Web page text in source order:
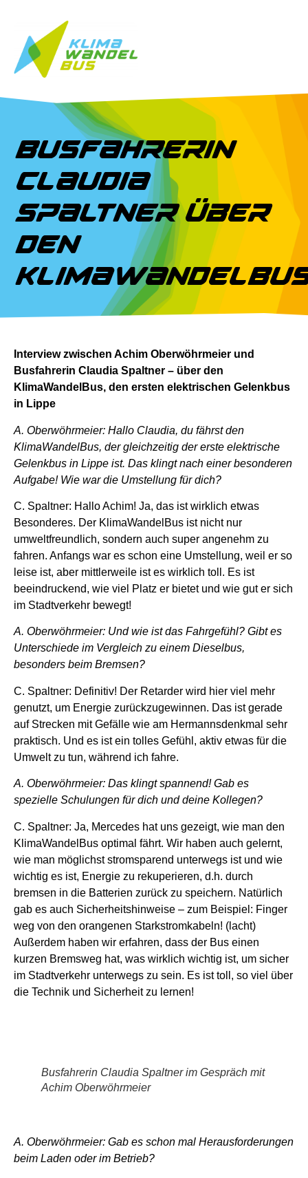
Busfahrerin
Claudia
Spaltner über
den
Interview zwischen Achim Oberwöhrmeier und
Busfahrerin Claudia Spaltner – über den
KlimaWandelBus, den ersten elektrischen Gelenkbus
in Lippe
A. Oberwöhrmeier: Hallo Claudia, du fährst den
KlimaWandelBus, der gleichzeitig der erste elektrische
Gelenkbus in Lippe ist. Das klingt nach einer besonderen
Aufgabe! Wie war die Umstellung für dich?
C. Spaltner: Hallo Achim! Ja, das ist wirklich etwas
Besonderes. Der KlimaWandelBus ist nicht nur
umweltfreundlich, sondern auch super angenehm zu
fahren. Anfangs war es schon eine Umstellung, weil er so
leise ist, aber mittlerweile ist es wirklich toll. Es ist
beeindruckend, wie viel Platz er bietet und wie gut er sich
im Stadtverkehr bewegt!
A. Oberwöhrmeier: Und wie ist das Fahrgefühl? Gibt es
Unterschiede im Vergleich zu einem Dieselbus,
besonders beim Bremsen?
C. Spaltner: Definitiv! Der Retarder wird hier viel mehr
genutzt, um Energie zurückzugewinnen. Das ist gerade
auf Strecken mit Gefälle wie am Hermannsdenkmal sehr
praktisch. Und es ist ein tolles Gefühl, aktiv etwas für die
Umwelt zu tun, während ich fahre.
A. Oberwöhrmeier: Das klingt spannend! Gab es
spezielle Schulungen für dich und deine Kollegen?
C. Spaltner: Ja, Mercedes hat uns gezeigt, wie man den
KlimaWandelBus optimal fährt. Wir haben auch gelernt,
wie man möglichst stromsparend unterwegs ist und wie
wichtig es ist, Energie zu rekuperieren, d.h. durch
bremsen in die Batterien zurück zu speichern. Natürlich
gab es auch Sicherheitshinweise – zum Beispiel: Finger
weg von den orangenen Starkstromkabeln! (lacht)
Außerdem haben wir erfahren, dass der Bus einen
kurzen Bremsweg hat, was wirklich wichtig ist, um sicher
im Stadtverkehr unterwegs zu sein. Es ist toll, so viel über
die Technik und Sicherheit zu lernen!
Busfahrerin Claudia Spaltner im Gespräch mit
Achim Oberwöhrmeier
A. Oberwöhrmeier: Gab es schon mal Herausforderungen
beim Laden oder im Betrieb?